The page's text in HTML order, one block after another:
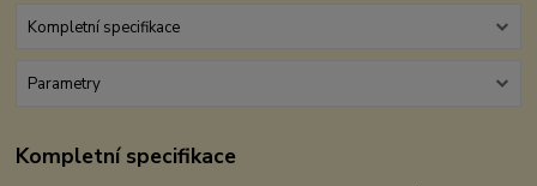
Kompletní specifikace
Parametry
Kompletní specifikace